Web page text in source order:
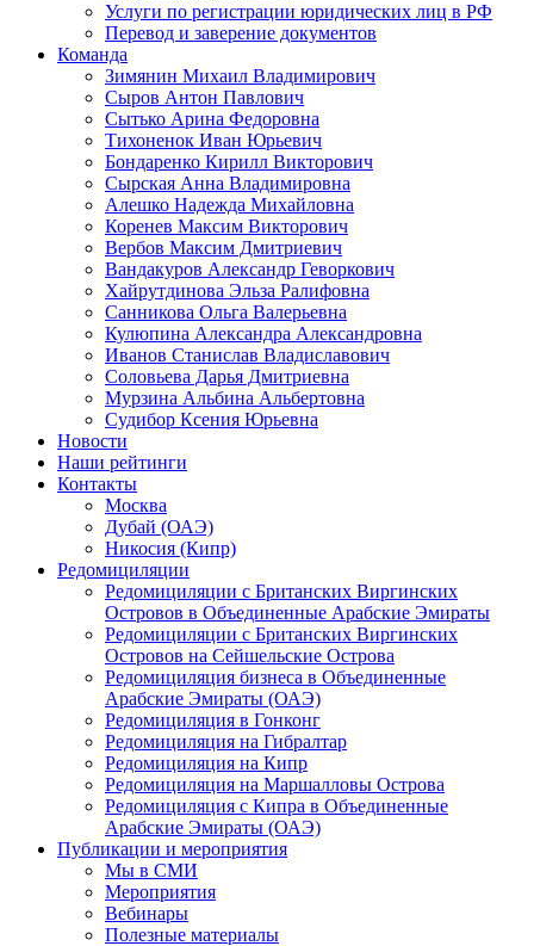
Услуги по регистрации юридических лиц в РФ
Перевод и заверение документов
Команда
Зимянин Михаил Владимирович
Сыров Антон Павлович
Сытько Арина Федоровна
Тихоненок Иван Юрьевич
Бондаренко Кирилл Викторович
Сырская Анна Владимировна
Алешко Надежда Михайловна
Коренев Максим Викторович
Вербов Максим Дмитриевич
Вандакуров Александр Геворкович
Хайрутдинова Эльза Ралифовна
Санникова Ольга Валерьевна
Кулюпина Александра Александровна
Иванов Станислав Владиславович
Соловьева Дарья Дмитриевна
Мурзина Альбина Альбертовна
Судибор Ксения Юрьевна
Новости
Наши рейтинги
Контакты
Москва
Дубай (ОАЭ)
Никосия (Кипр)
Редомициляции
Редомициляции с Британских Виргинских
Островов в Объединенные Арабские Эмираты
Редомициляции с Британских Виргинских
Островов на Сейшельские Острова
Редомициляция бизнеса в Объединенные
Арабские Эмираты (ОАЭ)
Редомициляция в Гонконг
Редомициляция на Гибралтар
Редомициляция на Кипр
Редомициляция на Маршалловы Острова
Редомициляция с Кипра в Объединенные
Арабские Эмираты (ОАЭ)
Публикации и мероприятия
Мы в СМИ
Мероприятия
Вебинары
Полезные материалы